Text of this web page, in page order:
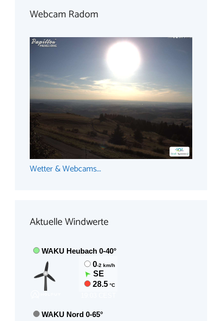
Webcam Radom
Wetter & Webcams...
Aktuelle Windwerte